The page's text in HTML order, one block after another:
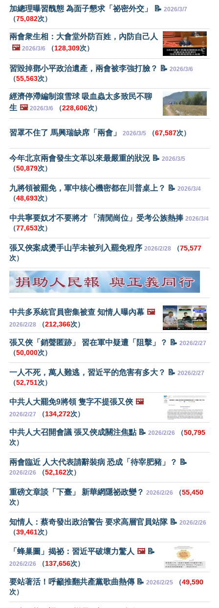
加總理曝習醜態 為面子懇求「祕密外交」 📝 2026/3/7
（75,082次）
兩會衆生相：大會堂外防百姓，內防自己人
🖼️ 2026/3/6 （128,309次）
習毀掉鄧小平政治遺產，兩會被李強打臉？ 📝 2026/3/6
（55,563次）
經濟停滯編制滾雪球 吸血蟲太多致民不聊
生 🖼️ 2026/3/6 （228,606次）
習罩不住了 馬興瑞缺席「兩會」 2026/3/5 （67,587次）
今年北京兩會發生文革以來最嚴重的狀況 📝 2026/3/5
（50,879次）
九將領被罷免，軍中核心機密都在川普桌上？ 📝 2026/3/4
（48,693次）
中共寧要奴才不要將才 「清閒崗位」受考公族熱捧 2026/3/4
（77,653次）
張又俠案成燙手山芋未被列入罷免程序 2026/2/28 （75,577
次）
中共多系統官員密集被查 知情人曝內幕 🖼️
2026/2/28 （212,366次）
張又俠「銷聲匿跡」 習在軍中疑遭「阻擊」？ 📝 2026/2/27
（50,000次）
一人不死，萬人難逃，習近平的危害有多大？ 📝 2026/2/27
（52,751次）
中共人大罷免9將領 隻字不提張又俠 🖼️
2026/2/27 （134,272次）
中共人大召開會議 張又俠成關注焦點 📝 2026/2/26 （50,795
次）
兩會臨近 人大代表請辭裝病 恐成「待宰肥豬」？ 📝
2026/2/26 （52,162次）
重磅文章談「下臺」 新華網隱祕政變？ 2026/2/26 （55,450
次）
知情人：蔡奇發出政治警告 要求高層官員站隊 📝 2026/2/26
（39,461次）
「蜂巢圖」揭祕：習近平破壞力驚人 🖼️📝
2026/2/26 （137,656次）
要站著活！呼籲推翻共產黨歌曲熱傳 📝 2026/2/25 （49,590
次）